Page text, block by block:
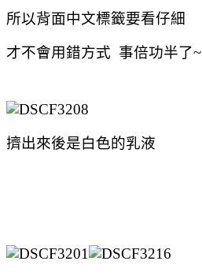
所以背面中文標籤要看仔細
才不會用錯方式 事倍功半了~
擠出來後是白色的乳液